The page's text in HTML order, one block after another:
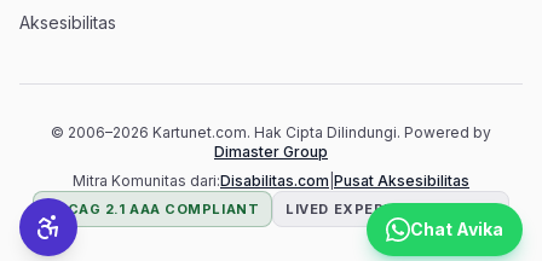
Aksesibilitas
© 2006–2026 Kartunet.com. Hak Cipta Dilindungi. Powered by
Dimaster Group
Mitra Komunitas dari:Disabilitas.com Pusat Aksesibilitas
WCAG 2.1 AAA COMPLIANT LIVED EXPERIENCE TESTED
Chat Avika